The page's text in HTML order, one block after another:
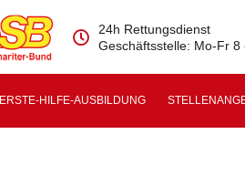
24h Rettungsdienst
Geschäftsstelle: Mo-Fr 8
ERSTE-HILFE-AUSBILDUNG